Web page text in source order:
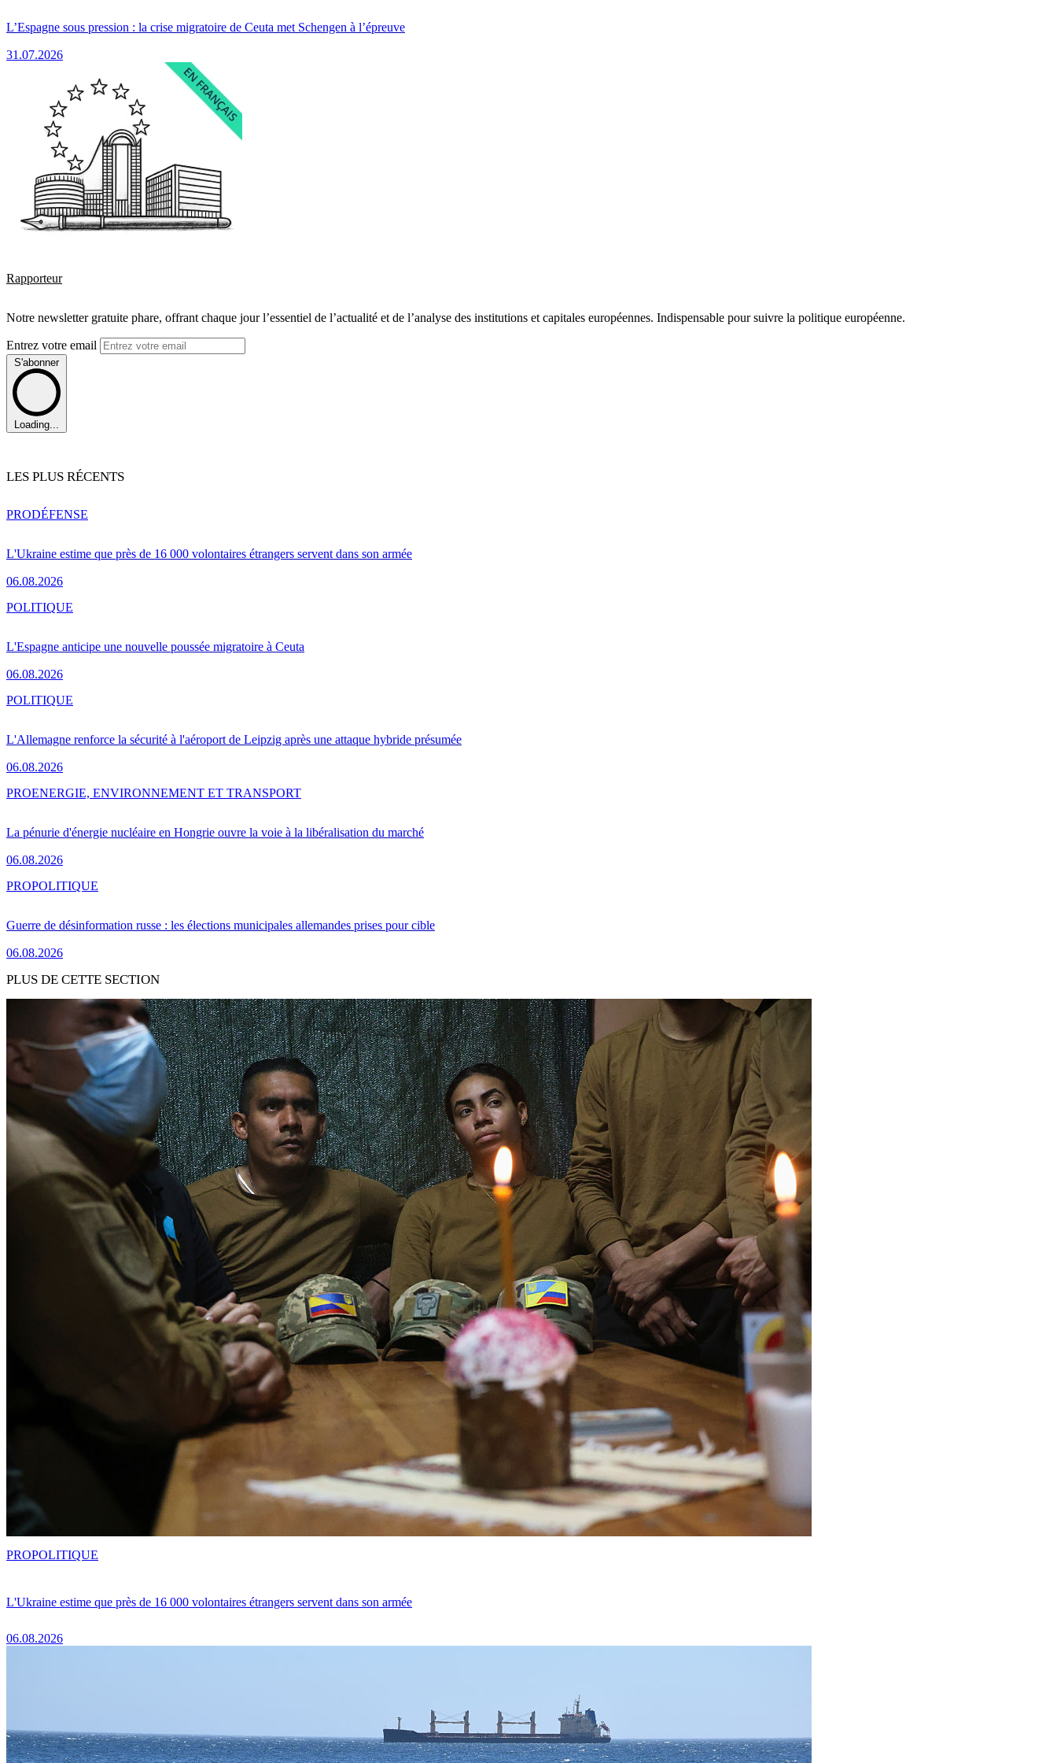
L’Espagne sous pression : la crise migratoire de Ceuta met Schengen à l’épreuve
31.07.2026
Rapporteur
Notre newsletter gratuite phare, offrant chaque jour l’essentiel de l’actualité et de l’analyse des institutions et capitales européennes. Indispensable pour suivre la politique européenne.
Entrez votre email
S'abonner
Loading...
LES PLUS RÉCENTS
L'Ukraine estime que près de 16 000 volontaires étrangers servent dans son armée
06.08.2026
PRODÉFENSE
L'Espagne anticipe une nouvelle poussée migratoire à Ceuta
06.08.2026
POLITIQUE
L'Allemagne renforce la sécurité à l'aéroport de Leipzig après une attaque hybride présumée
06.08.2026
POLITIQUE
La pénurie d'énergie nucléaire en Hongrie ouvre la voie à la libéralisation du marché
06.08.2026
PROENERGIE, ENVIRONNEMENT ET TRANSPORT
Guerre de désinformation russe : les élections municipales allemandes prises pour cible
06.08.2026
PROPOLITIQUE
PLUS DE CETTE SECTION
L'Ukraine estime que près de 16 000 volontaires étrangers servent dans son armée
06.08.2026
PROPOLITIQUE